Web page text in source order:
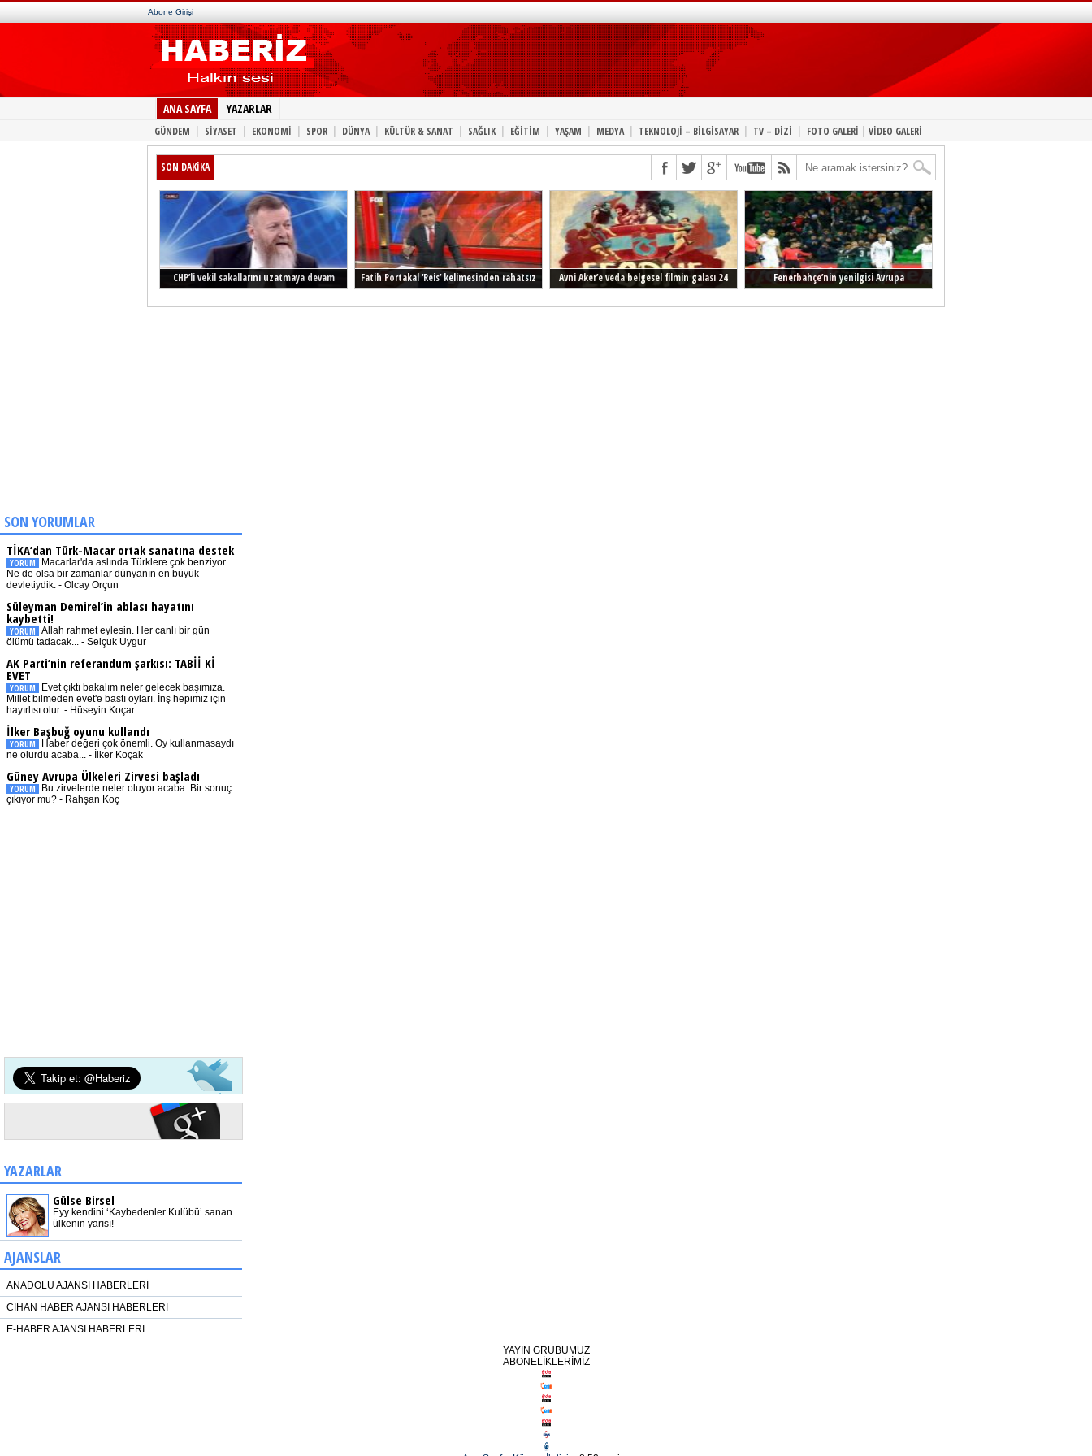
Abone Girişi
ANA SAYFA YAZARLAR
GÜNDEM | SİYASET | EKONOMİ | SPOR | DÜNYA | KÜLTÜR & SANAT | SAĞLIK | EĞİTİM | YAŞAM | MEDYA | TEKNOLOJİ – BİLGİSAYAR | TV – DİZİ | FOTO GALERİ | VİDEO GALERİ
SON DAKİKA
CHP’li vekil sakallarını uzatmaya devam
Fatih Portakal ‘Reis’ kelimesinden rahatsız
Avni Aker’e veda belgesel filmin galası 24
Fenerbahçe’nin yenilgisi Avrupa
SON YORUMLAR
TİKA’dan Türk-Macar ortak sanatına destek
YORUM
Macarlar'da aslında Türklere çok benziyor.
Ne de olsa bir zamanlar dünyanın en büyük
devletiydik. - Olcay Orçun
Süleyman Demirel’in ablası hayatını
kaybetti!
YORUM Allah rahmet eylesin. Her canlı bir gün
ölümü tadacak... - Selçuk Uygur
AK Parti’nin referandum şarkısı: TABİİ Kİ
EVET
YORUM
Evet çıktı bakalım neler gelecek başımıza.
Millet bilmeden evet'e bastı oyları. İnş hepimiz için
hayırlısı olur. - Hüseyin Koçar
İlker Başbuğ oyunu kullandı
YORUM
Haber değeri çok önemli. Oy kullanmasaydı
ne olurdu acaba... - İlker Koçak
Güney Avrupa Ülkeleri Zirvesi başladı
YORUM
Bu zirvelerde neler oluyor acaba. Bir sonuç
çıkıyor mu? - Rahşan Koç
YAZARLAR
Gülse Birsel
Eyy kendini ‘Kaybedenler Kulübü’ sanan
ülkenin yarısı!
AJANSLAR
ANADOLU AJANSI HABERLERİ
CİHAN HABER AJANSI HABERLERİ
E-HABER AJANSI HABERLERİ
YAYIN GRUBUMUZ
ABONELİKLERİMİZ